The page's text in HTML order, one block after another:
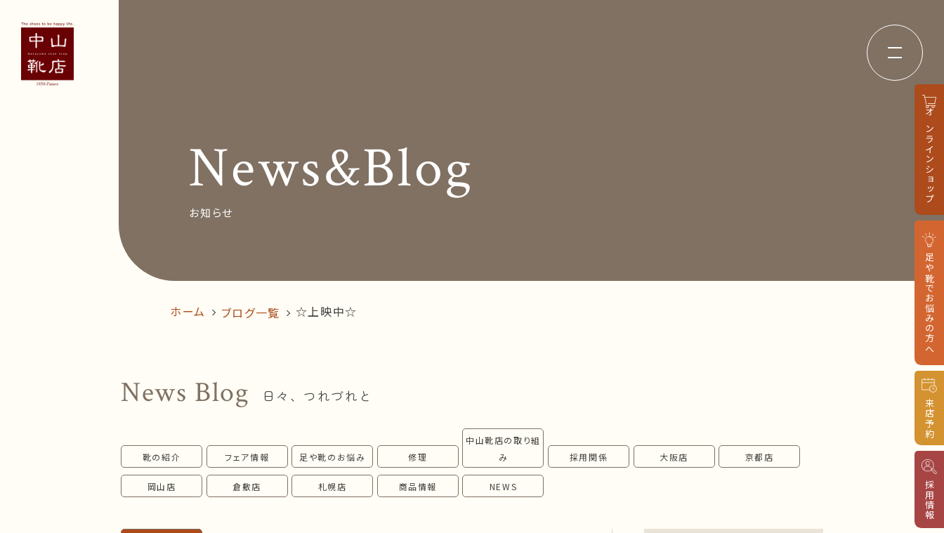
オンラインショップ
足や靴でお悩みの方へ
来店予約
採用情報
News&Blog お知らせ
Recruit 採用情報 Business trip
follow us!
News&Blog
お知らせ
ホーム ブログ一覧 ☆上映中☆
News Blog 日々、つれづれと
靴の紹介 フェア情報 足や靴のお悩み 修理
中山靴店の取り組
み
採用関係 大阪店 京都店
岡山店 倉敷店 札幌店 商品情報 NEWS